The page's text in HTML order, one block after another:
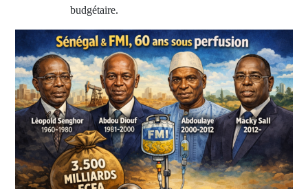
budgétaire.